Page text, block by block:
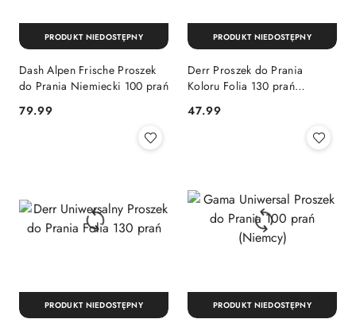
Dash Alpen Frische Proszek
do Prania Niemiecki 100 prań
Cena:
79.99
PRODUKT NIEDOSTĘPNY
Derr Proszek do Prania
Koloru Folia 130 prań
Cena:
47.99
PRODUKT NIEDOSTĘPNY
PRODUKT NIEDOSTĘPNY PRODUKT NIEDOSTĘPNY